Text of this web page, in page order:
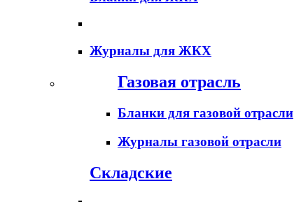
Журналы для ЖКХ
Газовая отрасль
Бланки для газовой отрасли
Журналы газовой отрасли
Складские